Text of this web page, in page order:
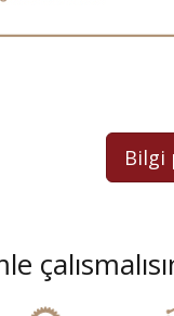
Bilgi